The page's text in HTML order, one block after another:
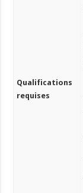
Qualifications
requises